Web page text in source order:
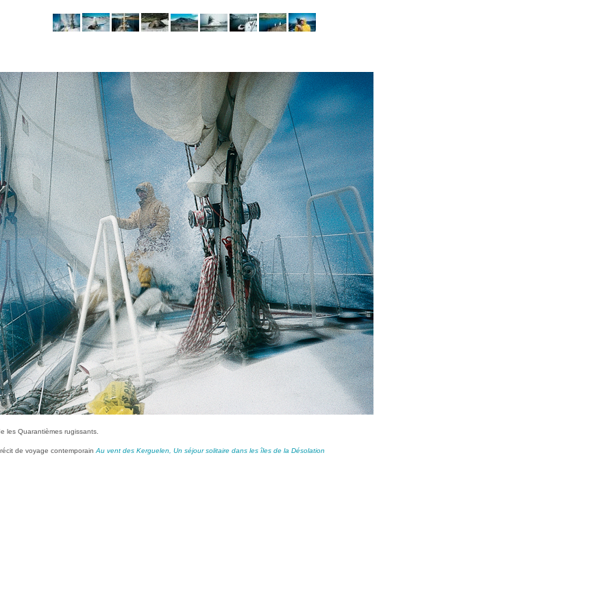
les Quarantièmes rugissants.
récit de voyage contemporain Au vent des Kerguelen, Un séjour solitaire dans les îles de la Désolation